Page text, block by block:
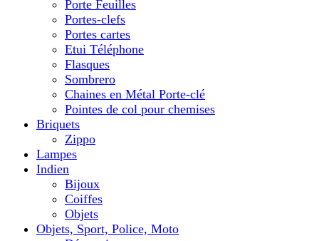
Porte Feuilles
Portes-clefs
Portes cartes
Etui Téléphone
Flasques
Sombrero
Chaines en Métal Porte-clé
Pointes de col pour chemises
Briquets
Zippo
Lampes
Indien
Bijoux
Coiffes
Objets
Objets, Sport, Police, Moto